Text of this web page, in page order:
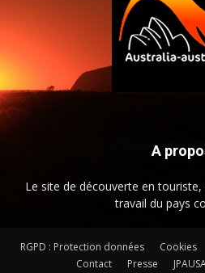
A
Le site de découverte en
travail du pays
RGPD : Protection données Cookies
Contact
Presse